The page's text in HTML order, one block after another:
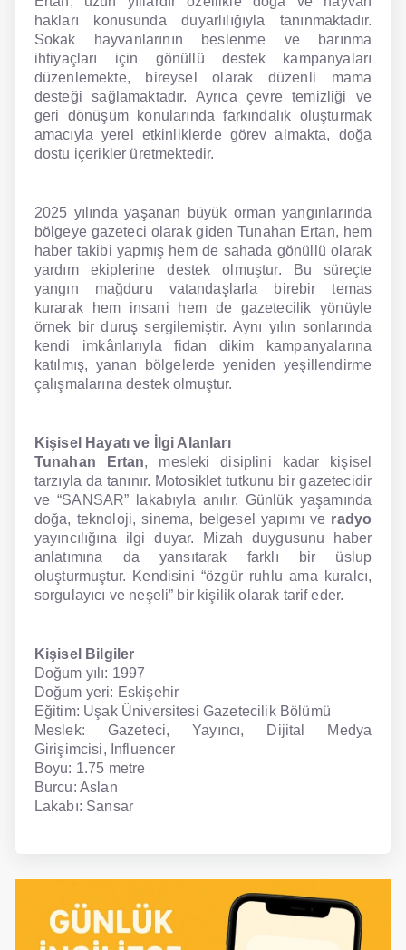
hakları konusunda duyarlılığıyla tanınmaktadır.
Sokak hayvanlarının beslenme ve barınma
ihtiyaçları için gönüllü destek kampanyaları
düzenlemekte, bireysel olarak düzenli mama
desteği sağlamaktadır. Ayrıca çevre temizliği ve
geri dönüşüm konularında farkındalık oluşturmak
amacıyla yerel etkinliklerde görev almakta, doğa
dostu içerikler üretmektedir.
2025 yılında yaşanan büyük orman yangınlarında
bölgeye gazeteci olarak giden Tunahan Ertan, hem
haber takibi yapmış hem de sahada gönüllü olarak
yardım ekiplerine destek olmuştur. Bu süreçte
yangın mağduru vatandaşlarla birebir temas
kurarak hem insani hem de gazetecilik yönüyle
örnek bir duruş sergilemiştir. Aynı yılın sonlarında
kendi imkânlarıyla fidan dikim kampanyalarına
katılmış, yanan bölgelerde yeniden yeşillendirme
çalışmalarına destek olmuştur.
Kişisel Hayatı ve İlgi Alanları
Tunahan Ertan, mesleki disiplini kadar kişisel
tarzıyla da tanınır. Motosiklet tutkunu bir gazetecidir
ve “SANSAR” lakabıyla anılır. Günlük yaşamında
doğa, teknoloji, sinema, belgesel yapımı ve radyo
yayıncılığına ilgi duyar. Mizah duygusunu haber
anlatımına da yansıtarak farklı bir üslup
oluşturmuştur. Kendisini “özgür ruhlu ama kuralcı,
sorgulayıcı ve neşeli” bir kişilik olarak tarif eder.
Kişisel Bilgiler
Doğum yılı: 1997
Doğum yeri: Eskişehir
Eğitim: Uşak Üniversitesi Gazetecilik Bölümü
Meslek: Gazeteci, Yayıncı, Dijital Medya
Girişimcisi, Influencer
Boyu: 1.75 metre
Burcu: Aslan
Lakabı: Sansar